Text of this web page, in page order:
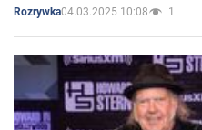
Rozrywka04.03.2025 10:08 1